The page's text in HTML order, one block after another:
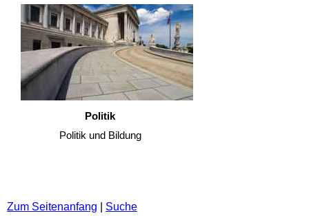
Politik
Politik und Bildung
Zum Seitenanfang Suche